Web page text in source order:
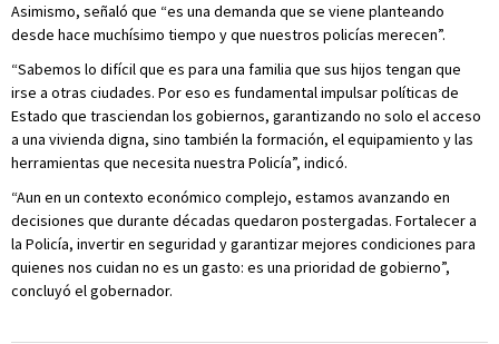
Asimismo, señaló que “es una demanda que se viene planteando
desde hace muchísimo tiempo y que nuestros policías merecen”.
“Sabemos lo difícil que es para una familia que sus hijos tengan que
irse a otras ciudades. Por eso es fundamental impulsar políticas de
Estado que trasciendan los gobiernos, garantizando no solo el acceso
a una vivienda digna, sino también la formación, el equipamiento y las
herramientas que necesita nuestra Policía”, indicó.
“Aun en un contexto económico complejo, estamos avanzando en
decisiones que durante décadas quedaron postergadas. Fortalecer a
la Policía, invertir en seguridad y garantizar mejores condiciones para
quienes nos cuidan no es un gasto: es una prioridad de gobierno”,
concluyó el gobernador.